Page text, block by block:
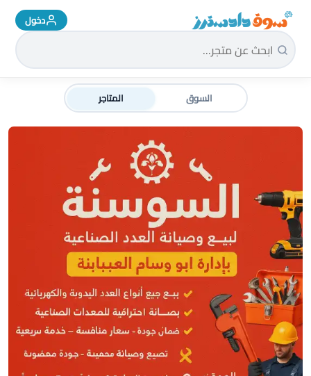
سوق دادسترز الرئيسية دخول
السوق المتاجر